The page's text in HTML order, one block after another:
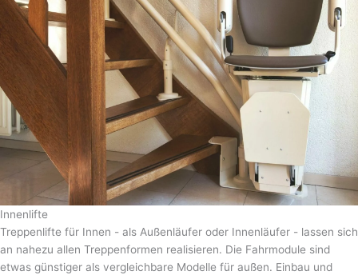
Innenlifte
Treppenlifte für Innen - als Außenläufer oder Innenläufer - lassen sich
an nahezu allen Treppenformen realisieren. Die Fahrmodule sind
etwas günstiger als vergleichbare Modelle für außen. Einbau und